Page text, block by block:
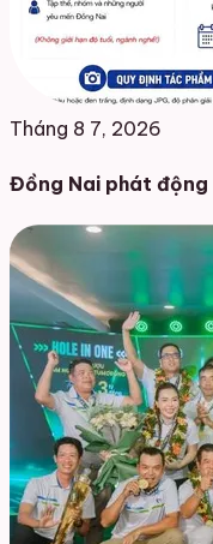
Tháng 8 7, 2026
Đồng Nai phát động